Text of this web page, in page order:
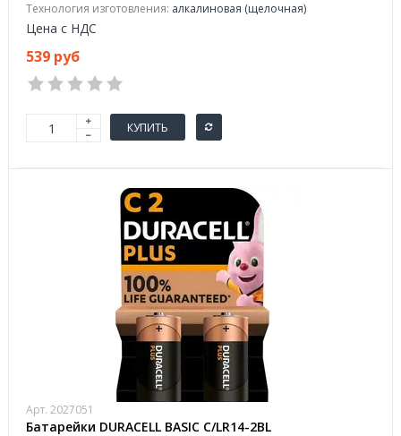
Технология изготовления: алкалиновая (щелочная)
Цена с НДС
539 руб
КУПИТЬ
Арт. 2027051
Батарейки DURACELL BASIC C/LR14-2BL